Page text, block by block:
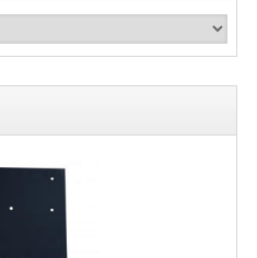
Reverbes Etc...
Et Accessoires
In-Ear Monitoring